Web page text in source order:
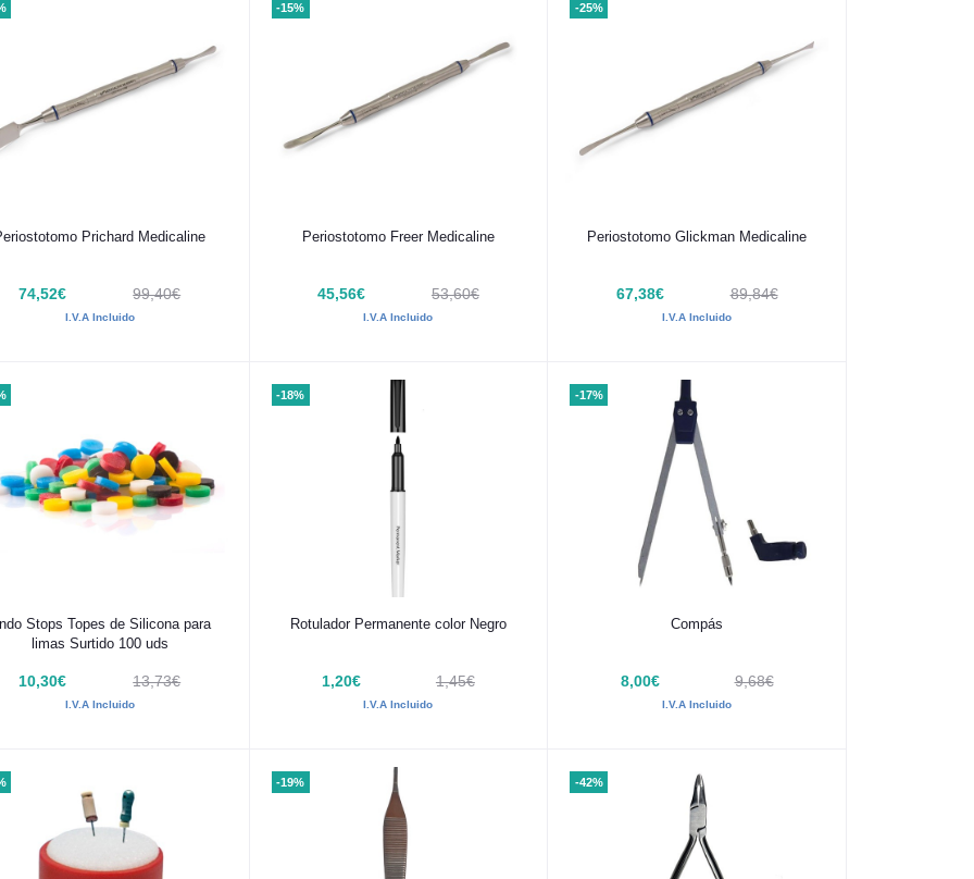
Añadir al carrito
Prichard Medicaline
74,52€ 99,40€
I.V.A Incluido
-15%
Añadir al carrito
Periostotomo Freer Medicaline
45,56€ 53,60€
I.V.A Incluido
-25%
Añadir al carrito
Periostotomo Glickman Medicaline
67,38€ 89,84€
I.V.A Incluido
Añadir al carrito
Stops Topes de Silicona para
limas Surtido 100 uds
10,30€ 13,73€
I.V.A Incluido
-18%
Añadir al carrito
Rotulador Permanente color Negro
1,20€ 1,45€
I.V.A Incluido
-17%
Añadir al carrito
Compás
8,00€ 9,68€
I.V.A Incluido
-19% -42%